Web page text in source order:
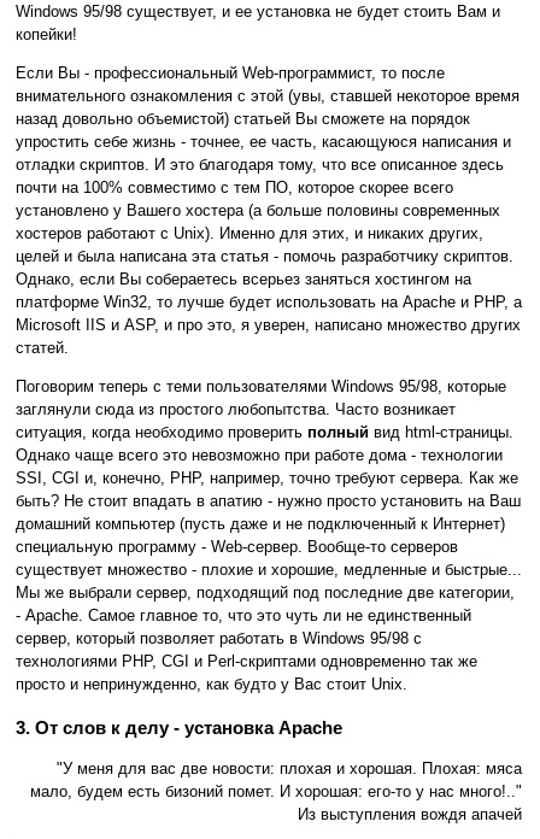
Windows 95/98 существует, и ее установка не будет стоить Вам и
копейки!
Если Вы - профессиональный Web-программист, то после
внимательного ознакомления с этой (увы, ставшей некоторое время
назад довольно объемистой) статьей Вы сможете на порядок
упростить себе жизнь - точнее, ее часть, касающуюся написания и
отладки скриптов. И это благодаря тому, что все описанное здесь
почти на 100% совместимо с тем ПО, которое скорее всего
установлено у Вашего хостера (а больше половины современных
хостеров работают с Unix). Именно для этих, и никаких других,
целей и была написана эта статья - помочь разработчику скриптов.
Однако, если Вы собераетесь всерьез заняться хостингом на
платформе Win32, то лучше будет использовать на Apache и PHP, а
Microsoft IIS и ASP, и про это, я уверен, написано множество других
статей.
Поговорим теперь с теми пользователями Windows 95/98, которые
заглянули сюда из простого любопытства. Часто возникает
ситуация, когда необходимо проверить полный вид html-страницы.
Однако чаще всего это невозможно при работе дома - технологии
SSI, CGI и, конечно, PHP, например, точно требуют сервера. Как же
быть? Не стоит впадать в апатию - нужно просто установить на Ваш
домашний компьютер (пусть даже и не подключенный к Интернет)
специальную программу - Web-сервер. Вообще-то серверов
существует множество - плохие и хорошие, медленные и быстрые...
Мы же выбрали сервер, подходящий под последние две категории,
- Apache. Самое главное то, что это чуть ли не единственный
сервер, который позволяет работать в Windows 95/98 с
технологиями PHP, CGI и Perl-скриптами одновременно так же
просто и непринужденно, как будто у Вас стоит Unix.
3. От слов к делу - установка Apache
"У меня для вас две новости: плохая и хорошая. Плохая: мяса
мало, будем есть бизоний помет. И хорошая: его-то у нас много!.."
Из выступления вождя апачей